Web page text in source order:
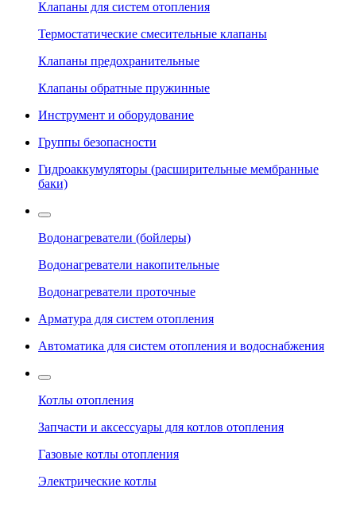
Клапаны для систем отопления
Термостатические смесительные клапаны
Клапаны предохранительные
Клапаны обратные пружинные
Инструмент и оборудование
Группы безопасности
Гидроаккумуляторы (расширительные мембранные
баки)
Водонагреватели (бойлеры)
Водонагреватели накопительные
Водонагреватели проточные
Арматура для систем отопления
Автоматика для систем отопления и водоснабжения
Котлы отопления
Запчасти и аксессуары для котлов отопления
Газовые котлы отопления
Электрические котлы